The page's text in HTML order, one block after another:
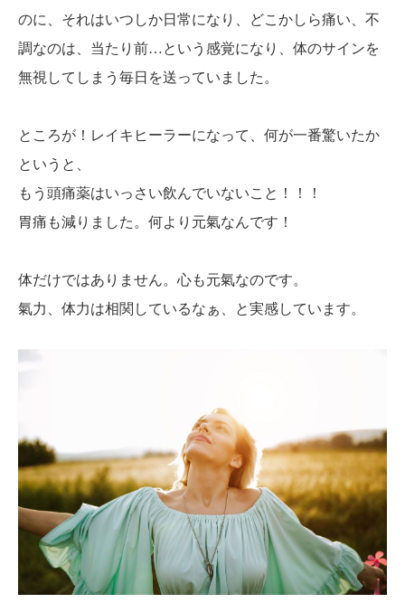
のに、それはいつしか日常になり、どこかしら痛い、不
調なのは、当たり前…という感覚になり、体のサインを
無視してしまう毎日を送っていました。
ところが！レイキヒーラーになって、何が一番驚いたか
というと、
もう頭痛薬はいっさい飲んでいないこと！！！
胃痛も減りました。何より元氣なんです！
体だけではありません。心も元氣なのです。
氣力、体力は相関しているなぁ、と実感しています。